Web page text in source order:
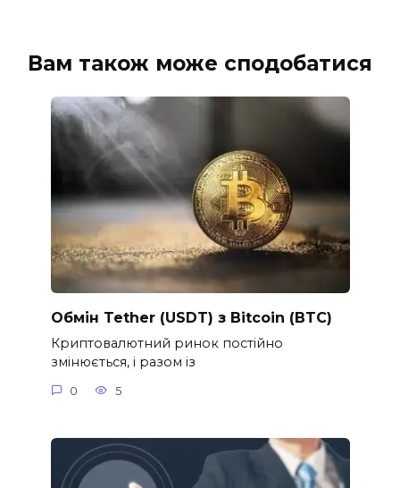
Вам також може сподобатися
Обмін Tether (USDT) з Bitcoin (BTC)
Криптовалютний ринок постійно
змінюється, і разом із
0 5